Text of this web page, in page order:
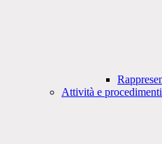
Attività e procedimenti